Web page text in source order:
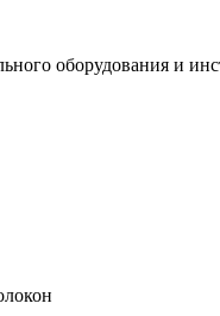
оборудования и